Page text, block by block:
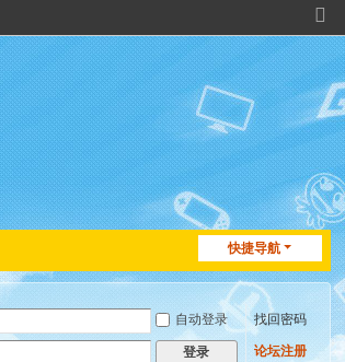
切
换
到
窄
版
快捷导航
自动登录 找回密码
登录 论坛注册